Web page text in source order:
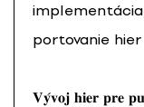
portovanie
𝐕𝐲́𝐯𝐨𝐣 𝐡𝐢𝐞𝐫 𝐩𝐫𝐞